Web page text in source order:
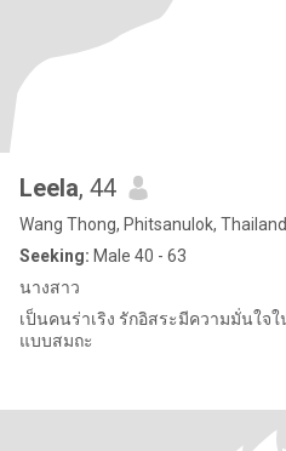
Leela, 44
Wang Thong, Phitsanulok, Thailand
Seeking: Male 40 - 63
นางสาว
เป็นคนร่าเริง รักอิสระมีความมั่นใจในตัวเอง ไม่ชอบให้ร้ายผู้อื่น อยู่
แบบสมถะ